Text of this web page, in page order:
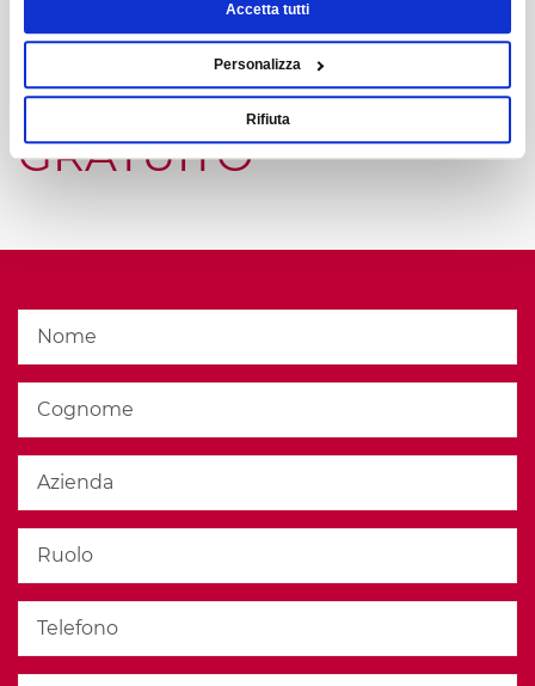
Accetta tutti
Personalizza
Rifiuta
COMPILA IL FORM E
RICEVI IL PASS
GRATUITO